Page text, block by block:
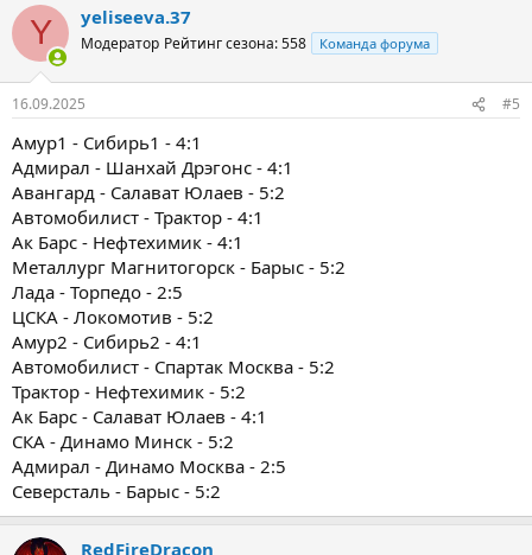
к
и
Y yeliseeva.37
Модератор Рейтинг сезона: 558 Команда форума
16.09.2025 #5
Амур1 - Сибирь1 - 4:1
Адмирал - Шанхай Дрэгонс - 4:1
Авангард - Салават Юлаев - 5:2
Автомобилист - Трактор - 4:1
Ак Барс - Нефтехимик - 4:1
Металлург Магнитогорск - Барыс - 5:2
Лада - Торпедо - 2:5
ЦСКА - Локомотив - 5:2
Амур2 - Сибирь2 - 4:1
Автомобилист - Спартак Москва - 5:2
Трактор - Нефтехимик - 5:2
Ак Барс - Салават Юлаев - 4:1
СКА - Динамо Минск - 5:2
Адмирал - Динамо Москва - 2:5
Северсталь - Барыс - 5:2
RedFireDracon